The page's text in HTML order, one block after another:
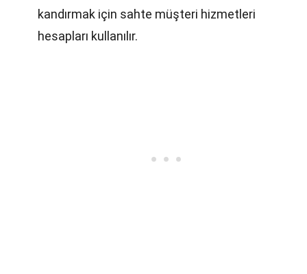
kandırmak için sahte müşteri hizmetleri
hesapları kullanılır.